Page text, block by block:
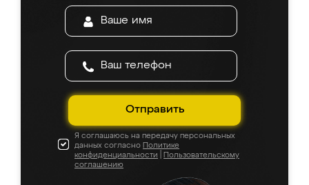
Отправить
Я соглашаюсь на передачу персональных
данных согласно Политике
конфиденциальности
Пользовательскому
соглашению